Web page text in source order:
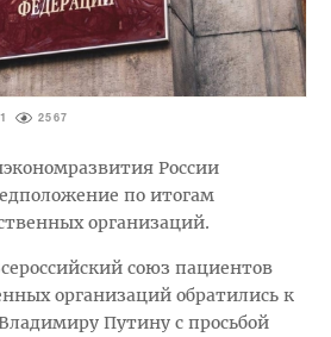
2567
России
по итогам
организаций.
союз пациентов
организаций обратились к
Путину с просьбой